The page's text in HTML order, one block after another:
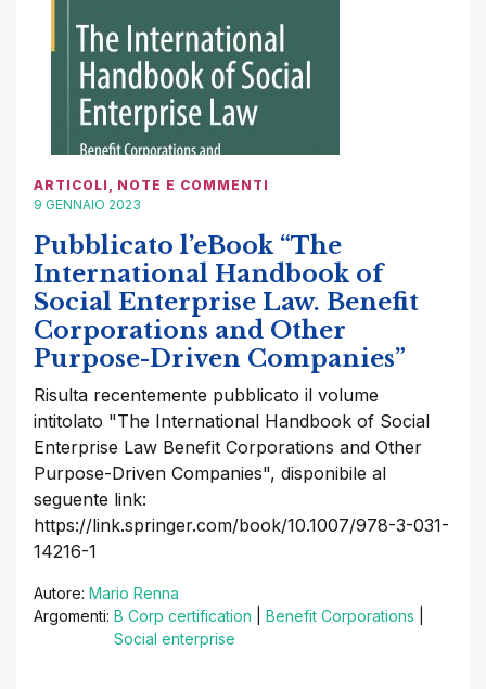
ARTICOLI , NOTE E COMMENTI
9 GENNAIO 2023
Pubblicato l’eBook “The
International Handbook of
Social Enterprise Law. Benefit
Corporations and Other
Purpose-Driven Companies”
Risulta recentemente pubblicato il volume
intitolato "The International Handbook of Social
Enterprise Law Benefit Corporations and Other
Purpose-Driven Companies", disponibile al
seguente link:
https://link.springer.com/book/10.1007/978-3-031-
14216-1
Autore: Mario Renna
Argomenti: B Corp certification Benefit Corporations
Social enterprise